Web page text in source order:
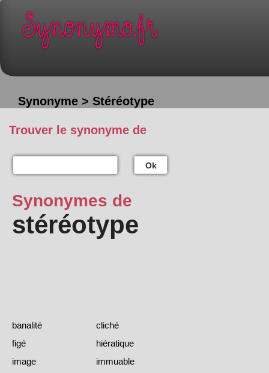
Synonyme > Stéréotype
Trouver le synonyme de
Ok
Synonymes de
stéréotype
banalité
cliché
figé
hiératique
image
immuable